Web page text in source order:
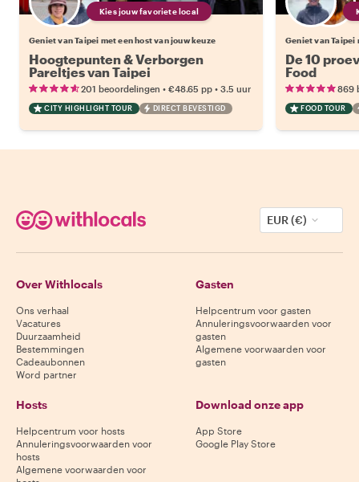
Kies jouw favoriete local
Geniet van Taipei met een host van jouw keuze
Hoogtepunten & Verborgen
Pareltjes van Taipei
201 beoordelingen • €48.65 pp • 3.5 uur
CITY HIGHLIGHT TOUR DIRECT BEVESTIGD
Geniet van Taipei
De 10
Food
869
FOOD TOUR
EUR (€)
Over Withlocals
Ons verhaal
Vacatures
Duurzaamheid
Bestemmingen
Cadeaubonnen
Word partner
Gasten
Helpcentrum voor gasten
Annuleringsvoorwaarden voor
gasten
Algemene voorwaarden voor
gasten
Hosts
Helpcentrum voor hosts
Annuleringsvoorwaarden voor
hosts
Algemene voorwaarden voor
Download onze app
App Store
Google Play Store